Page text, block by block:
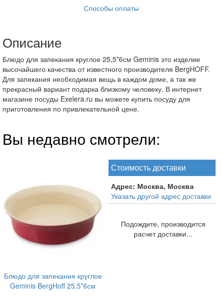
Способы оплаты
Описание
Блюдо для запекания круглое 25,5*6см Geminis это изделие
высочайшего качества от известного производителя BergHOFF.
Для запекания необходимая вещь в каждом доме, а так же
прекрасный вариант подарка близкому человеку. В интернет
магазине посуды Exelera.ru вы можете купить посуду для
приготовления по привлекательной цене.
Вы недавно смотрели:
Блюдо для запекания круглое
Geminis BergHoff 25,5*6см
Стоимость доставки
Адрес: Москва, Москва
Указать другой адрес доставки
Подождите, производится
расчет доставки...